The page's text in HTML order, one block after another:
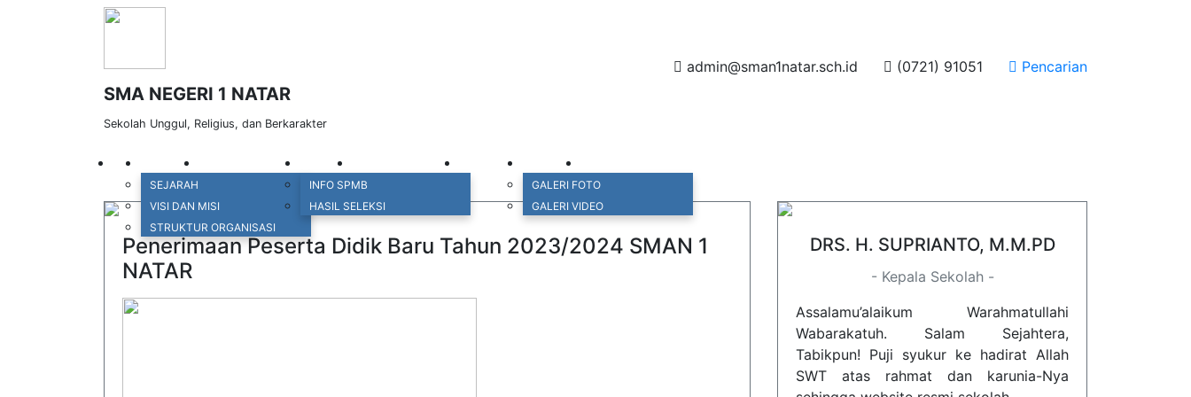
SMA NEGERI 1 NATAR
Sekolah Unggul, Religius, dan Berkarakter
admin@sman1natar.sch.id (0721) 91051 Pencarian
PROFIL
SEJARAH
VISI DAN MISI
STRUKTUR ORGANISASI
PENGUMUMAN
SPMB
INFO SPMB
HASIL SELEKSI
PRESTASI SISWA ALUMNI
GALERI
GALERI FOTO
GALERI VIDEO
Penerimaan Peserta Didik Baru Tahun 2023/2024 SMAN 1
NATAR
DRS. H. SUPRIANTO, M.M.PD
- Kepala Sekolah -
Assalamu’alaikum Warahmatullahi
Wabarakatuh. Salam Sejahtera,
Tabikpun! Puji syukur ke hadirat Allah
SWT atas rahmat dan karunia-Nya